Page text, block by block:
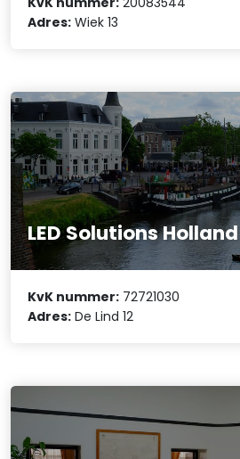
Adres: Wiek 13
LED Solutions
KvK nummer: 72721030
Adres: De Lind 12